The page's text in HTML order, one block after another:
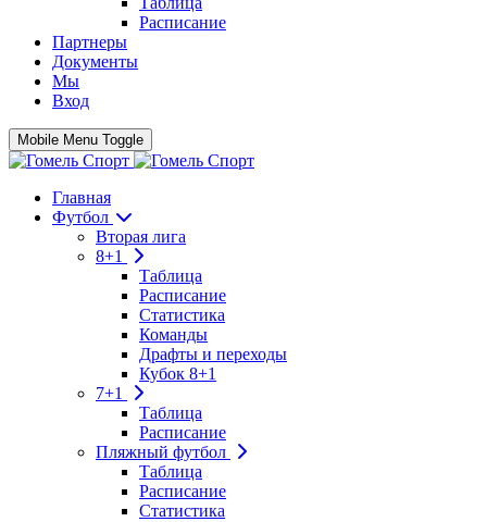
Расписание
Партнеры
Документы
Мы
Вход
Mobile Menu Toggle
Главная
Футбол
Вторая лига
8+1
Таблица
Расписание
Статистика
Команды
Драфты и переходы
Кубок 8+1
7+1
Таблица
Расписание
Пляжный футбол
Таблица
Расписание
Статистика